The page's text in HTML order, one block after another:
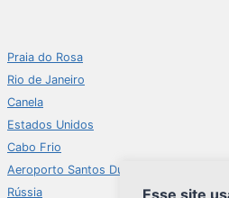
Praia do Rosa
Rio de Janeiro
Canela
Estados Unidos
Cabo Frio
Aeroporto Santos Dumont
Rússia
Esse site